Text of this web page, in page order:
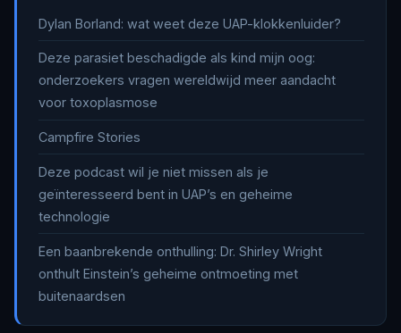
Dylan Borland: wat weet deze UAP-klokkenluider?
Deze parasiet beschadigde als kind mijn oog:
onderzoekers vragen wereldwijd meer aandacht
voor toxoplasmose
Campfire Stories
Deze podcast wil je niet missen als je
geïnteresseerd bent in UAP’s en geheime
technologie
Een baanbrekende onthulling: Dr. Shirley Wright
onthult Einstein’s geheime ontmoeting met
buitenaardsen